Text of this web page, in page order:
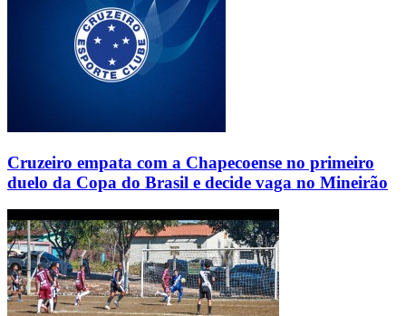
Cruzeiro empata com a Chapecoense no primeiro
duelo da Copa do Brasil e decide vaga no Mineirão